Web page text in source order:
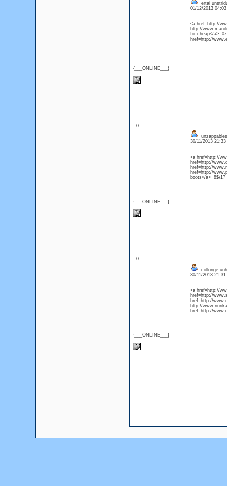
{___ONLINE___}
ertai
01/12/2013
<a href=http://
http://
for cheap</a>
href=http://
: 0
{___ONLINE___}
30/11/2013
<a href=http://
href=http://
href=http://
href=http://
boots</a> 8$\1?
: 0
{___ONLINE___}
collonge
30/11/2013
<a href=http://
href=http://
href=http://
http://
href=http://